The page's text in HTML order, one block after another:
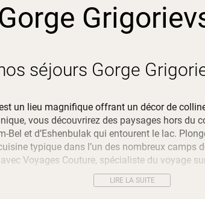
séjours Gorge
un lieu magnifique offrant un décor de
vous découvrirez des paysages hors du
Bel et d’Eshenbulak qui entourent le lac.
typique dans l’un des nombreux camps
avec Voyages Couture, spécialiste du voyage
LIRE LA SUITE